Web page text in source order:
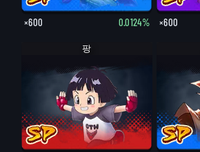
×600 0.0124% ×600
팡